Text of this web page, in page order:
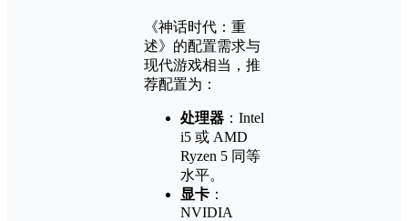
《神话时代：重
述》的配置需求与
现代游戏相当，推
荐配置为：
处理器 ：Intel
i5 或 AMD
Ryzen 5 同等
水平。
显卡 ：
NVIDIA